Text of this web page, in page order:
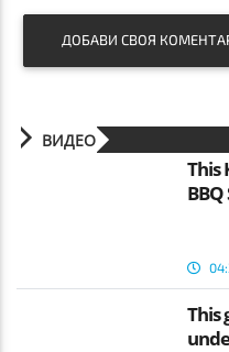
ДОБАВИ СВОЯ
ВИДЕО
This
This